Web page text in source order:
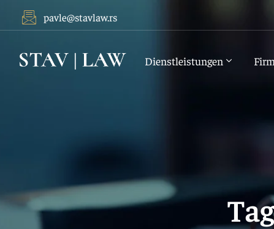
pavle@stavlaw.rs
Dienstleistungen